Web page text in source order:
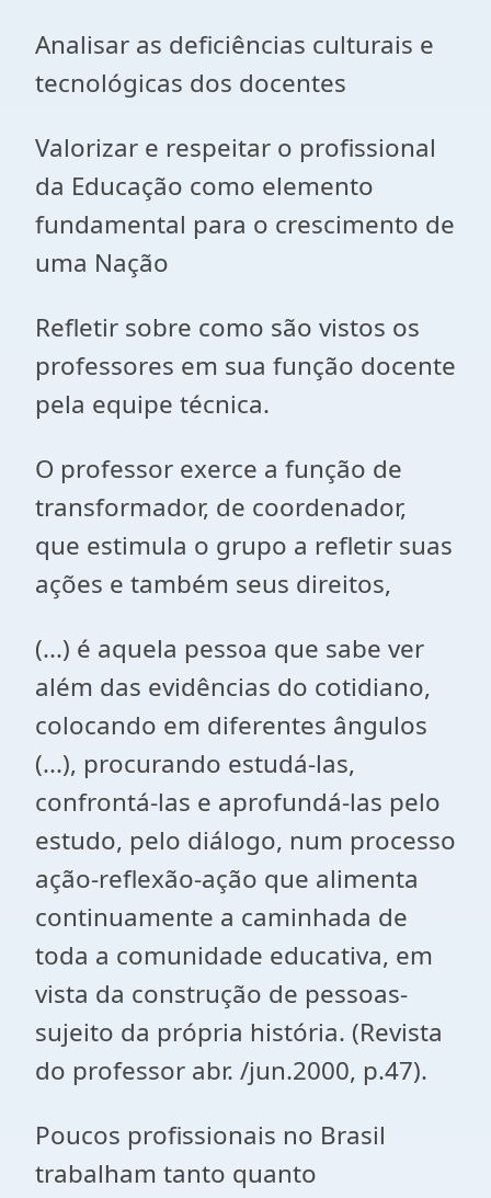
Analisar as deficiências culturais e
tecnológicas dos docentes
Valorizar e respeitar o profissional
da Educação como elemento
fundamental para o crescimento de
uma Nação
Refletir sobre como são vistos os
professores em sua função docente
pela equipe técnica.
O professor exerce a função de
transformador, de coordenador,
que estimula o grupo a refletir suas
ações e também seus direitos,
(...) é aquela pessoa que sabe ver
além das evidências do cotidiano,
colocando em diferentes ângulos
(...), procurando estudá-las,
confrontá-las e aprofundá-las pelo
estudo, pelo diálogo, num processo
ação-reflexão-ação que alimenta
continuamente a caminhada de
toda a comunidade educativa, em
vista da construção de pessoas-
sujeito da própria história. (Revista
do professor abr. /jun.2000, p.47).
Poucos profissionais no Brasil
trabalham tanto quanto